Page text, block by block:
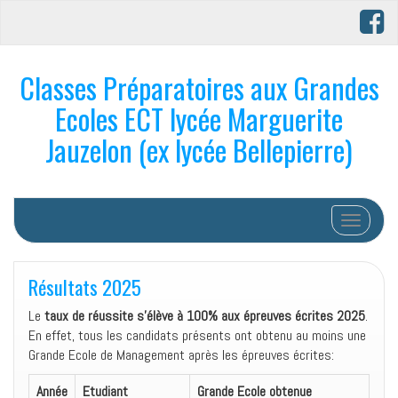
Classes Préparatoires aux Grandes
Ecoles ECT lycée Marguerite
Jauzelon (ex lycée Bellepierre)
Afficher/
Résultats 2025
Le taux de réussite s’élève à 100% aux épreuves écrites 2025.
En effet, tous les candidats présents ont obtenu au moins une
Grande Ecole de Management après les épreuves écrites:
Année
Etudiant Grande Ecole obtenue